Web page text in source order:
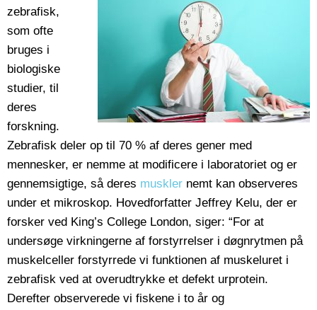
zebrafisk,
som ofte
bruges i
biologiske
studier, til
deres
forskning.
Zebrafisk deler op til 70 % af deres gener med
mennesker, er nemme at modificere i laboratoriet og er
gennemsigtige, så deres muskler nemt kan observeres
under et mikroskop. Hovedforfatter Jeffrey Kelu, der er
forsker ved King’s College London, siger: “For at
undersøge virkningerne af forstyrrelser i døgnrytmen på
muskelceller forstyrrede vi funktionen af muskeluret i
zebrafisk ved at overudtrykke et defekt urprotein.
Derefter observerede vi fiskene i to år og